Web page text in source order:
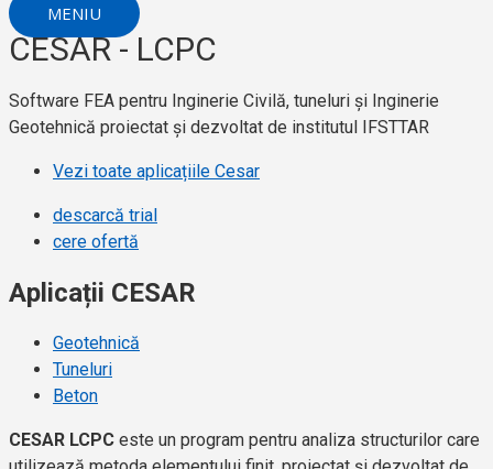
MENIU
CESAR - LCPC
Software FEA pentru Inginerie Civilă, tuneluri și Inginerie
Geotehnică proiectat și dezvoltat de institutul IFSTTAR
Vezi toate aplicațiile Cesar
descarcă trial
cere ofertă
Aplicații CESAR
Geotehnică
Tuneluri
Beton
CESAR LCPC este un program pentru analiza structurilor care